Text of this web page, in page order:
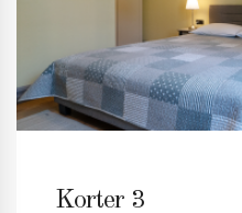
Korter 3